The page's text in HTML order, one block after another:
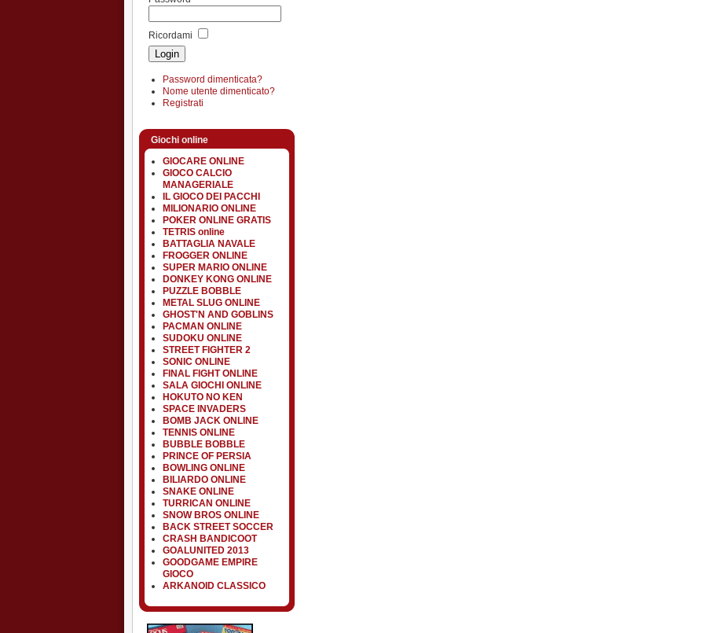
Ricordami
Password dimenticata?
Nome utente dimenticato?
Registrati
Giochi online
GIOCARE ONLINE
GIOCO CALCIO
MANAGERIALE
IL GIOCO DEI PACCHI
MILIONARIO ONLINE
POKER ONLINE GRATIS
TETRIS online
BATTAGLIA NAVALE
FROGGER ONLINE
SUPER MARIO ONLINE
DONKEY KONG ONLINE
PUZZLE BOBBLE
METAL SLUG ONLINE
GHOST'N AND GOBLINS
PACMAN ONLINE
SUDOKU ONLINE
STREET FIGHTER 2
SONIC ONLINE
FINAL FIGHT ONLINE
SALA GIOCHI ONLINE
HOKUTO NO KEN
SPACE INVADERS
BOMB JACK ONLINE
TENNIS ONLINE
BUBBLE BOBBLE
PRINCE OF PERSIA
BOWLING ONLINE
BILIARDO ONLINE
SNAKE ONLINE
TURRICAN ONLINE
SNOW BROS ONLINE
BACK STREET SOCCER
CRASH BANDICOOT
GOALUNITED 2013
GOODGAME EMPIRE
GIOCO
ARKANOID CLASSICO